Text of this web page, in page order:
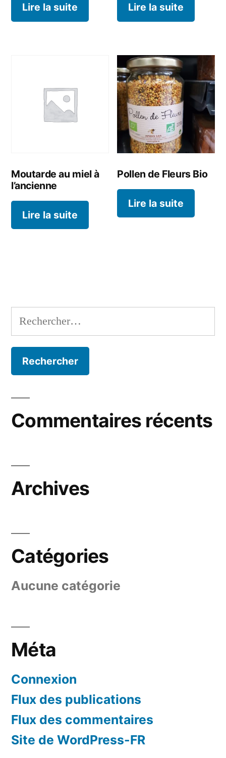
Lire la suite Lire la suite
Moutarde au miel à
l’ancienne
Lire la suite
Pollen de Fleurs Bio
Lire la suite
Commentaires récents
Archives
Catégories
Aucune catégorie
Méta
Connexion
Flux des publications
Flux des commentaires
Site de WordPress-FR